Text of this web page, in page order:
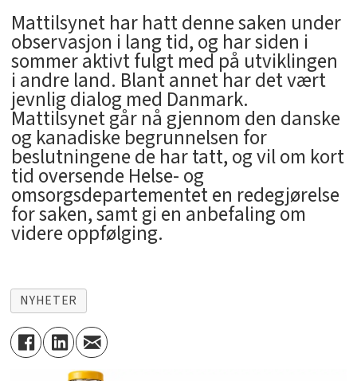
Mattilsynet har hatt denne saken under
observasjon i lang tid, og har siden i
sommer aktivt fulgt med på utviklingen
i andre land. Blant annet har det vært
jevnlig dialog med Danmark.
Mattilsynet går nå gjennom den danske
og kanadiske begrunnelsen for
beslutningene de har tatt, og vil om kort
tid oversende Helse- og
omsorgsdepartementet en redegjørelse
for saken, samt gi en anbefaling om
videre oppfølging.
NYHETER